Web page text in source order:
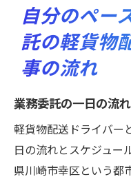
自分のペー
託の軽貨物
事の流れ
業務委託の一日の流
軽貨物配送ドライバー
日の流れとスケジュー
県川崎市幸区という都